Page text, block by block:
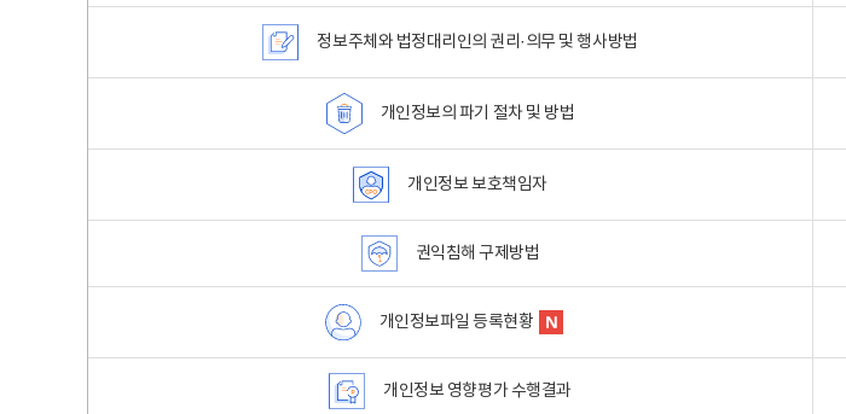
정보주체와 법정대리인의 권리·의무 및 행사방법
개인정보의 파기 절차 및 방법
개인정보 보호책임자
권익침해 구제방법
개인정보파일 등록현황
개인정보 영향평가 수행결과